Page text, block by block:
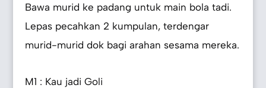
Bawa murid ke padang untuk main bola tadi.
Lepas pecahkan 2 kumpulan, terdengar
murid-murid dok bagi arahan sesama mereka.
M1 : Kau jadi Goli